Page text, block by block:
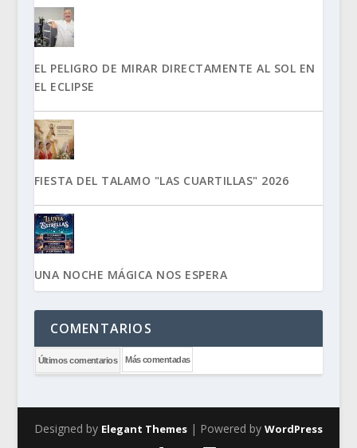
EL PELIGRO DE MIRAR DIRECTAMENTE AL SOL EN
EL ECLIPSE
FIESTA DEL TALAMO "LAS CUARTILLAS" 2026
UNA NOCHE MÁGICA NOS ESPERA
COMENTARIOS
Últimos comentarios Más comentadas
Designed by Elegant Themes| Powered by WordPress